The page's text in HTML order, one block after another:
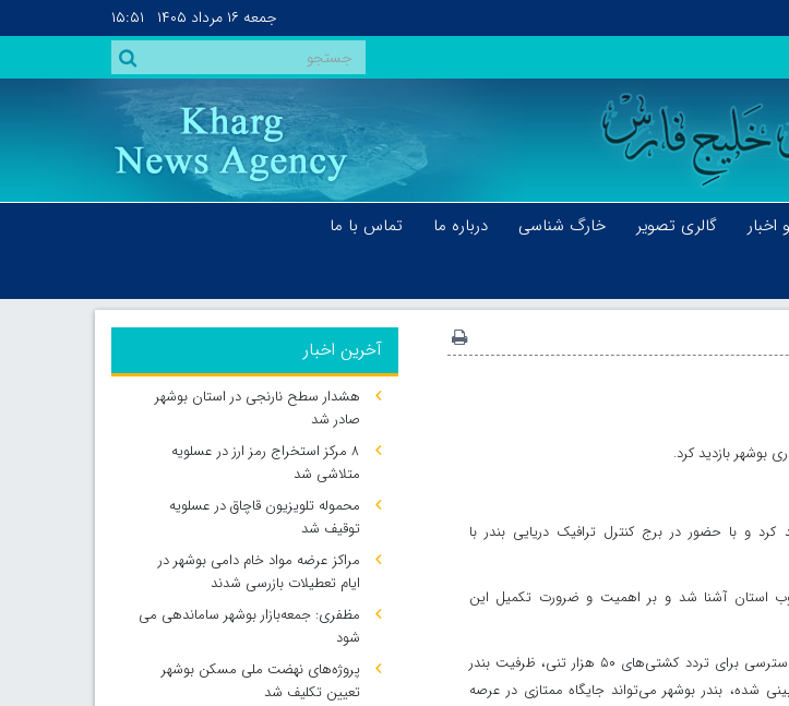
جمعه ۱۶ مرداد ۱۴۰۵ ۱۵:۵۱
اخبار گالری تصویر خارگ شناسی درباره ما
تماس با ما
بوشهر بازدید کرد.
و با حضور در برج کنترل ترافیک دریایی بندر با
استان آشنا شد و بر اهمیت و ضرورت تکمیل این
بنابر این گزارش با اجرای طرح‌های توسعه‌ای در مجتمع بندری نگین و همچنین لایروبی کانال دسترسی برای تردد کشتی‌های ۵۰ هزار تنی، ظرفیت بندر
شده، بندر بوشهر می‌تواند جایگاه ممتازی در عرصه
آخرین اخبار
هشدار سطح نارنجی در استان بوشهر
صادر شد
۸ مرکز استخراج رمز ارز در عسلویه
متلاشی شد
محموله تلویزیون قاچاق در عسلویه
توقیف شد
مراکز عرضه مواد خام دامی بوشهر در
ایام تعطیلات بازرسی شدند
مظفری: جمعه‌بازار بوشهر ساماندهی می‌
شود
پروژه‌های نهضت ملی مسکن بوشهر
تعیین تکلیف شد